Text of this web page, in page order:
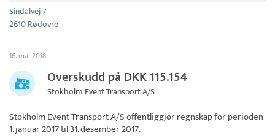
Sindalvej 7
2610 Rødovre
16. mai 2018
Overskudd på DKK 115.154
Stokholm Event Transport A/S
Stokholm Event Transport A/Soffentliggjør regnskap for perioden
1. januar 2017 til 31. desember 2017.